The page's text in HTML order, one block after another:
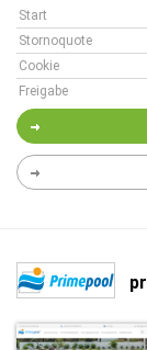
Start
Stornoquote
Cookie
Freigabe